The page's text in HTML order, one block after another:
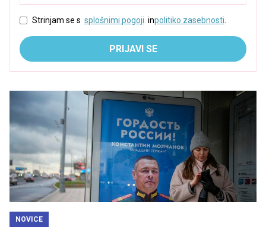
Strinjam se s splošnimi pogoji inpolitiko zasebnosti.
PRIJAVI SE
NOVICE